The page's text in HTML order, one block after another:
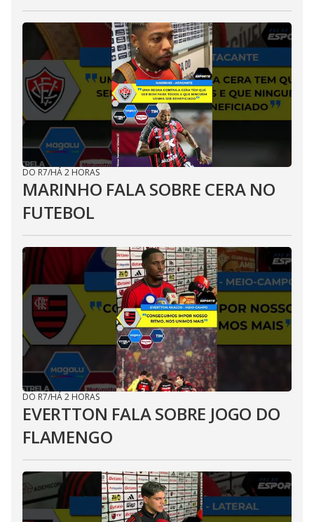
DO R7/HÁ 2 HORAS
MARINHO FALA SOBRE CERA NO
FUTEBOL
DO R7/HÁ 2 HORAS
EVERTTON FALA SOBRE JOGO DO
FLAMENGO